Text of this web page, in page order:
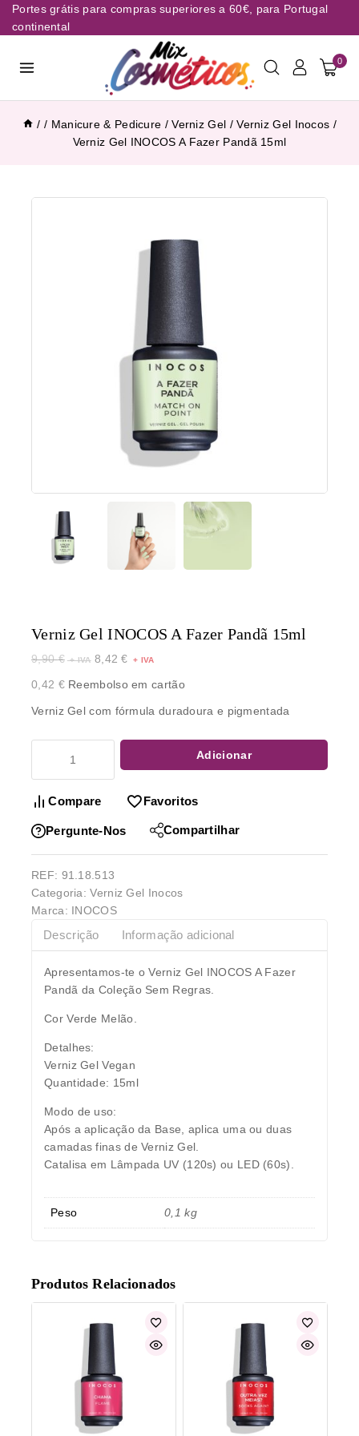
Portes grátis para compras superiores a 60€, para Portugal
continental
0
/ / Manicure & Pedicure / Verniz Gel / Verniz Gel Inocos /
Verniz Gel INOCOS A Fazer Pandã 15ml
Verniz Gel INOCOS A Fazer Pandã 15ml
9,90€ 8,42€
0,42 €Reembolso em cartão
Verniz Gel com fórmula duradoura e pigmentada
Adicionar
Compare Favoritos
Pergunte-Nos Compartilhar
REF: 91.18.513
Categoria:Verniz Gel Inocos
Marca: INOCOS
Descrição Informação adicional
Apresentamos-te o Verniz Gel INOCOS A Fazer
Pandã da Coleção Sem Regras.
Cor Verde Melão.
Detalhes:
Verniz Gel Vegan
Quantidade: 15ml
Modo de uso:
Após a aplicação da Base, aplica uma ou duas
camadas finas de Verniz Gel.
Catalisa em Lâmpada UV (120s) ou LED (60s).
Peso 0,1 kg
Produtos Relacionados